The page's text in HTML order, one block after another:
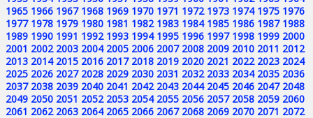
1965 1966 1967 1968 1969 1970 1971 1972 1973 1974 1975 1976
1977 1978 1979 1980 1981 1982 1983 1984 1985 1986 1987 1988
1989 1990 1991 1992 1993 1994 1995 1996 1997 1998 1999 2000
2001 2002 2003 2004 2005 2006 2007 2008 2009 2010 2011 2012
2013 2014 2015 2016 2017 2018 2019 2020 2021 2022 2023 2024
2025 2026 2027 2028 2029 2030 2031 2032 2033 2034 2035 2036
2037 2038 2039 2040 2041 2042 2043 2044 2045 2046 2047 2048
2049 2050 2051 2052 2053 2054 2055 2056 2057 2058 2059 2060
2061 2062 2063 2064 2065 2066 2067 2068 2069 2070 2071 2072